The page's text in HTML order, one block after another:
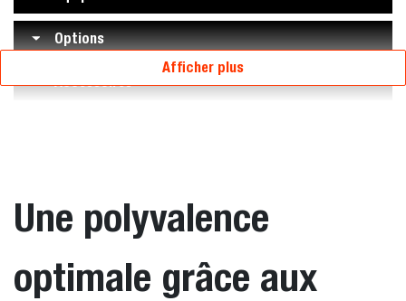
Options
Accessoires
Afficher plus
Une polyvalence
optimale grâce aux